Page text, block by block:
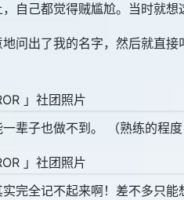
自己都觉得贼尴尬。当时就
问出了我的名字，然后就直
辈子也做不到。 （熟练的程度
完全记不起来啊！差不多只